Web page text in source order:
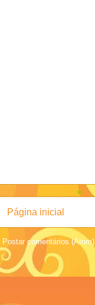
Página inicial
Postar comentários (Atom)